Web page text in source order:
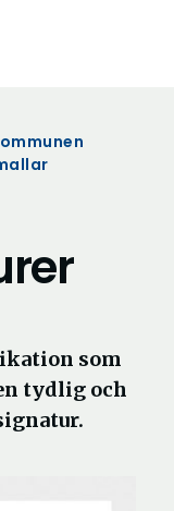
som
tydlig och